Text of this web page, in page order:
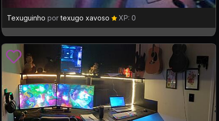
Texuguinho portexugo xavoso XP: 0